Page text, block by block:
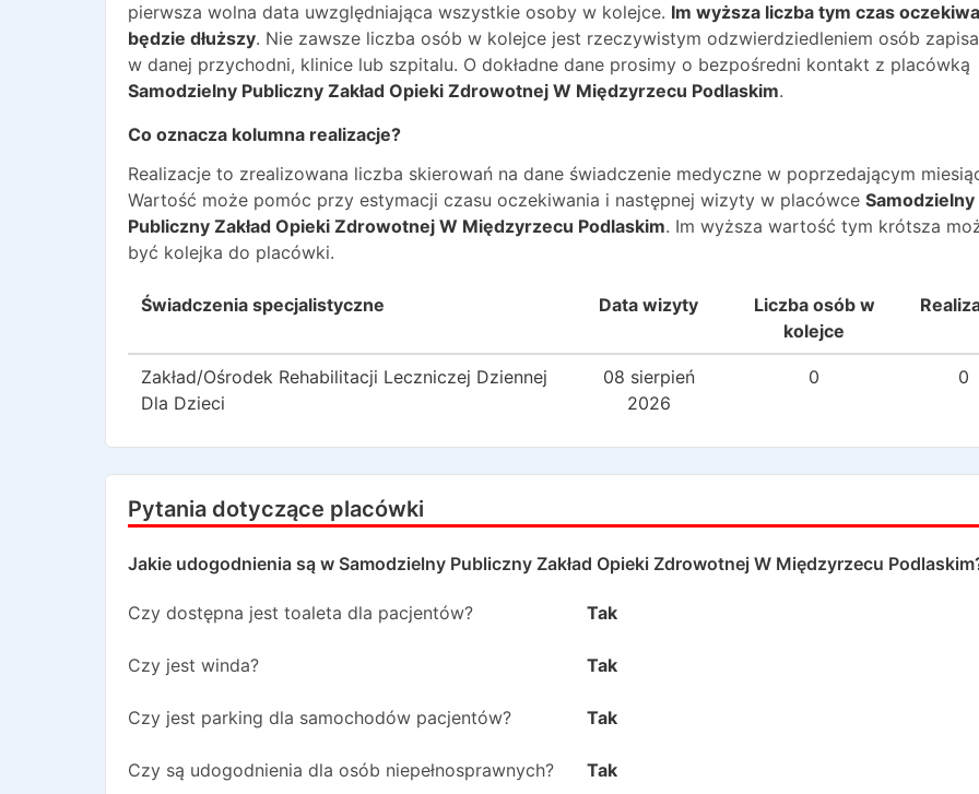
pierwsza wolna data uwzględniająca wszystkie osoby w kolejce. Im wyższa liczba tym czas
będzie dłuższy. Nie zawsze liczba osób w kolejce jest rzeczywistym odzwierdziedleniem osób
w danej przychodni, klinice lub szpitalu. O dokładne dane prosimy o bezpośredni kontakt z placówką
Samodzielny Publiczny Zakład Opieki Zdrowotnej W Międzyrzecu Podlaskim.
Co oznacza kolumna realizacje?
Realizacje to zrealizowana liczba skierowań na dane świadczenie medyczne w poprzedającym
Wartość może pomóc przy estymacji czasu oczekiwania i następnej wizyty w placówce Samodzielny
Publiczny Zakład Opieki Zdrowotnej W Międzyrzecu Podlaskim. Im wyższa wartość tym krótsza
być kolejka do placówki.
Świadczenia specjalistyczne Data wizyty
Liczba osób w
kolejce
Zakład/Ośrodek Rehabilitacji Leczniczej Dziennej
Dla Dzieci
08 sierpień
2026
0 0
Pytania dotyczące placówki
Jakie udogodnienia są w Samodzielny Publiczny Zakład Opieki Zdrowotnej W Międzyrzecu Podlaskim
Czy dostępna jest toaleta dla pacjentów? Tak
Czy jest winda? Tak
Czy jest parking dla samochodów pacjentów? Tak
Czy są udogodnienia dla osób niepełnosprawnych? Tak